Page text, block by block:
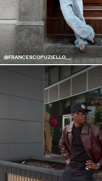
@FRANCESCOPUZIELLO__